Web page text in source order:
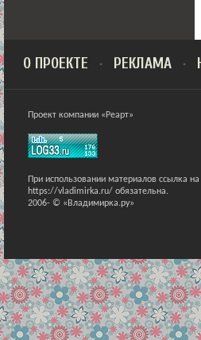
О ПРОЕКТЕ РЕКЛАМА
Проект компании «Реарт»
При использовании материалов ссылка на
https://vladimirka.ru/ обязательна.
2006- © «Владимирка.ру»